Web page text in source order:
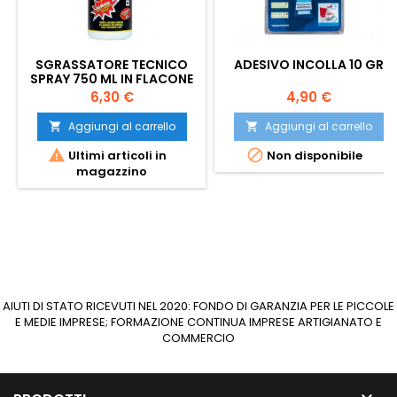
SGRASSATORE TECNICO
SPRAY 750 ML IN FLACONE
Prezzo
6,30 €
 Aggiungi al carrello
 Ultimi articoli in
magazzino
ADESIVO INCOLLA 10 GR
Prezzo
4,90 €
 Aggiungi al carrello
 Non disponibile
AIUTI DI STATO RICEVUTI NEL 2020: FONDO DI GARANZIA PER LE PICCOLE
E MEDIE IMPRESE; FORMAZIONE CONTINUA IMPRESE ARTIGIANATO E
COMMERCIO